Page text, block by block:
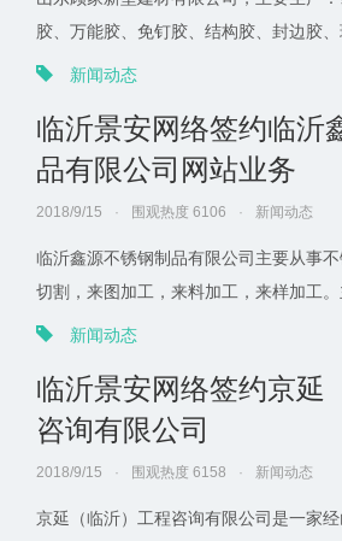
胶、万能胶、免钉胶、结构胶、封边胶
品，拥有完整、科学的质量管理体系。旗
鸿运、大自然等品牌。一直以来我们以
获得业界的高度认可。欢迎各界朋友莅临
新闻动态
临沂景安网络签约临沂
品有限公司网站业务
2018/9/15 · 围观热度 6106 · 新闻动态
临沂鑫源不锈钢制品有限公司主要从事
切割，来图加工，来料加工，来样加工
扶手、旗杆、岗亭、宣传栏、滚动灯箱、
不锈钢产品。对外加工：弯管，折弯，
接各种不锈钢工程制作安装。
新闻动态
临沂景安网络签约京延
咨询有限公司
2018/9/15 · 围观热度 6158 · 新闻动态
京延（临沂）工程咨询有限公司是一家